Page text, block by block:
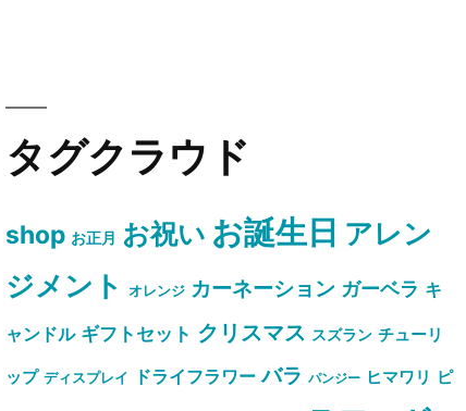
タグクラウド
shop お正月 お祝い お誕生日 アレン
ジメント
オレンジ カーネーション ガーベラ キ
ャンドル ギフトセット クリスマス スズラン チューリ
ップ ディスプレイ ドライフラワー バラ パンジー ヒマワリ ピ